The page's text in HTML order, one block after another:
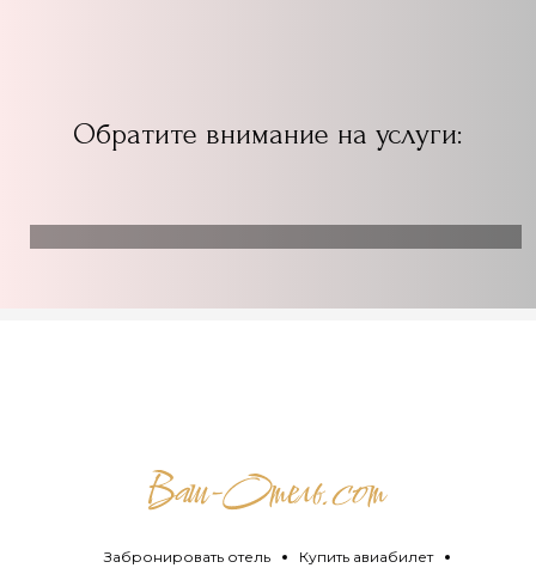
Обратите внимание на услуги:
Забронировать отель
Купить авиабилет